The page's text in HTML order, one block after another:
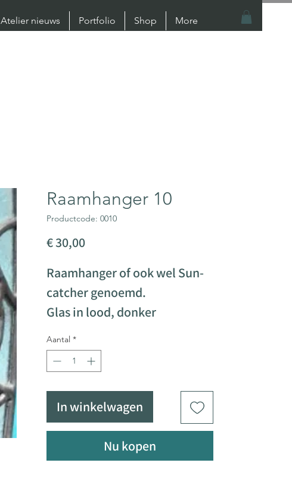
Atelier nieuws Portfolio Shop More
Raamhanger 10
Productcode: 0010
€ 30,00Prijs
Raamhanger of ook wel Sun-
catcher genoemd.
Glas in lood, donker
gepatineerd.
De omtrek is voorzien van een
loden H-profiel, deze kan
hierdoor in een ander project
aangewerkt worden.
Formaat 61 x 30cm
Gewicht 3200gram
Aantal *
In winkelwagen
Nu kopen